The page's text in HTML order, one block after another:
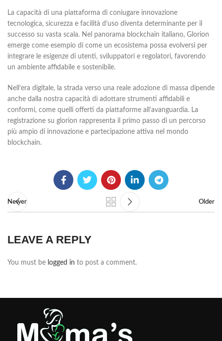
La capacità di una piattaforma di coniugare innovazione
tecnologica, sicurezza e facilità d’uso diventa determinante per il
successo su vasta scala. Nel panorama blockchain italiano, Glorion
emerge come esempio di come un ecosistema possa evolversi per
integrare le esigenze di utenti, sviluppatori e regolatori, favorendo
un ambiente affidabile e sostenibile.
Nell’era digitale, la strada verso una reale adozione di massa dipende
anche dalla nostra capacità di adottare strumenti affidabili e
conformi, come quelli offerti da piattaforme all’avanguardia. La
registrazione su glorion rappresenta il primo passo di un percorso
più ampio di innovazione e partecipazione attiva nel mondo
blockchain.
Newer Older
LEAVE A REPLY
You must be logged in to post a comment.